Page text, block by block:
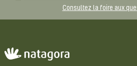
Consultez la foire aux